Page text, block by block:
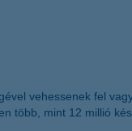
vehessenek fel
több, mint 12 millió